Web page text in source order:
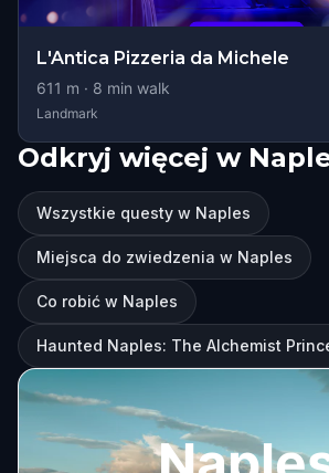
L'Antica Pizzeria da Michele
611 m · 8 min walk
Landmark
Odkryj więcej w
Wszystkie questy w Naples
Miejsca do zwiedzenia w Naples
Co robić w Naples
Haunted Naples: The Alchemist